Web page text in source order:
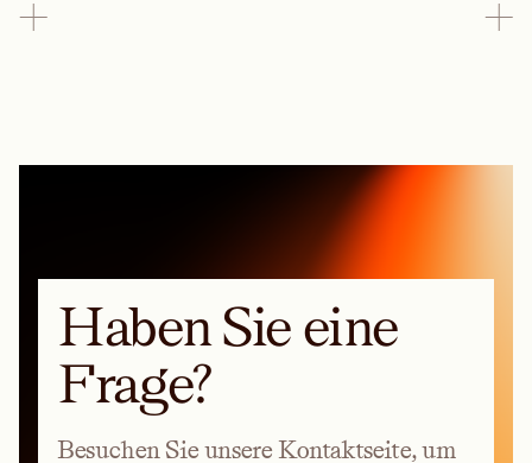
Haben Sie eine
Frage?
Besuchen Sie unsere Kontaktseite, um